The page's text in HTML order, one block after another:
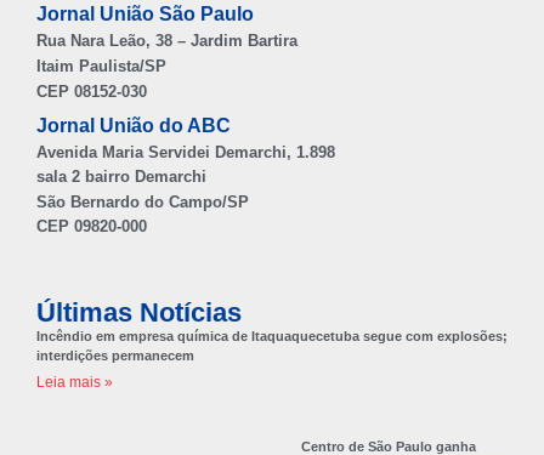
Jornal União São Paulo
Rua Nara Leão, 38 – Jardim Bartira
Itaim Paulista/SP
CEP 08152-030
Jornal União do ABC
Avenida Maria Servidei Demarchi, 1.898
sala 2 bairro Demarchi
São Bernardo do Campo/SP
CEP 09820-000
Últimas Notícias
Incêndio em empresa química de Itaquaquecetuba segue com explosões;
interdições permanecem
Leia mais »
Centro de São Paulo ganha